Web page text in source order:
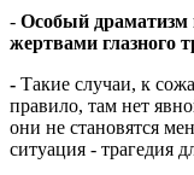
- Особый драматизм
жертвами глазного
- Такие случаи, к
правило, там нет
они не становятся
ситуация - трагедия